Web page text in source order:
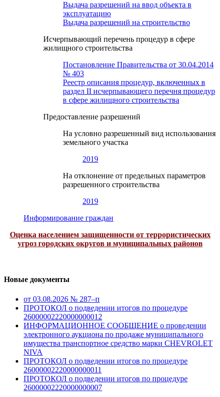
Выдача разрешений на ввод объекта в
эксплуатацию
Выдача разрешений на строительство
Исчерпывающий перечень процедур в сфере
жилищного строительства
Постановление Правительства от 30.04.2014
№ 403
Реестр описания процедур, включенных в
раздел II исчерпывающего перечня процедур
в сфере жилищного строительства
Предоставление разрешений
На условно разрешенный вид использования
земельного участка
2019
На отклонение от предельных параметров
разрешенного строительства
2019
Информирование граждан
Оценка населением защищенности от террористических
угроз городских округов и муниципальных районов
Новые документы
от 03.08.2026 № 287–п
ПРОТОКОЛ о подведении итогов по процедуре
26000002220000000012
ИНФОРМАЦИОННОЕ СООБЩЕНИЕ о проведении
электронного аукциона по продаже муниципального
имущества транспортное средство марки CHEVROLET
NIVA
ПРОТОКОЛ о подведении итогов по процедуре
26000002220000000011
ПРОТОКОЛ о подведении итогов по процедуре
26000002220000000007